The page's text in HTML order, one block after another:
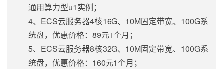
通用算力型u1实例；
4、ECS云服务器4核16G、10M固定带宽、100G系
统盘，优惠价格：89元1个月；
5、ECS云服务器8核32G、10M固定带宽、100G系
统盘，优惠价格：160元1个月；